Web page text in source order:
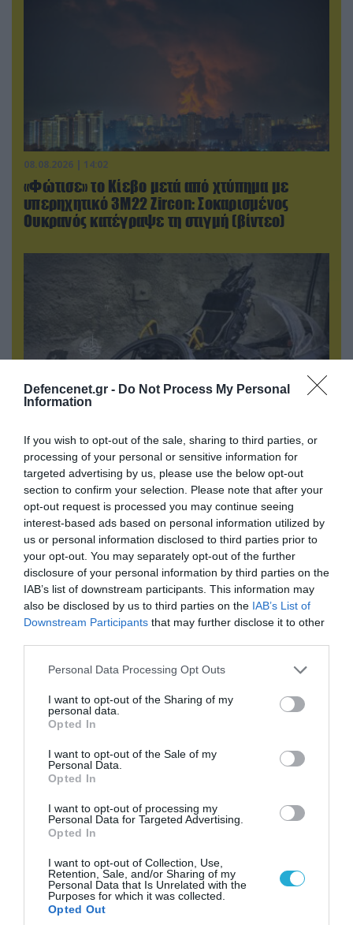
Defencenet.gr - Do Not Process My Personal
Information
If you wish to opt-out of the sale, sharing to third parties, or
processing of your personal or sensitive information for
targeted advertising by us, please use the below opt-out
section to confirm your selection. Please note that after your
opt-out request is processed you may continue seeing
interest-based ads based on personal information utilized by
us or personal information disclosed to third parties prior to
your opt-out. You may separately opt-out of the further
disclosure of your personal information by third parties on the
IAB’s list of downstream participants. This information may
also be disclosed by us to third parties on the IAB’s List of
Downstream Participants that may further disclose it to other
Please note that this website/app uses one or more Google
not limited to your visit or usage behaviour. You may click to
grant or deny consent to Google and its third-party tags to
use your data for below specified purposes in below Google
consent section.
Personal Data Processing Opt Outs
I want to opt-out of the Sharing of my
personal data.
Opted In
I want to opt-out of the Sale of my
Personal Data.
Opted In
I want to opt-out of processing my
Personal Data for Targeted Advertising.
Opted In
I want to opt-out of Collection, Use,
Retention, Sale, and/or Sharing of my
Personal Data that Is Unrelated with the
Purposes for which it was collected.
Opted Out
08.08.2026 | 14:02
«Φώτισε» το Κίεβο μετά από χτύπημα με
υπερηχητικό 3M22 Zircon: Σοκαρισμένος
Ουκρανός κατέγραψε τη στιγμή (βίντεο)
08.08.2026 | 12:02
Ιράν: Δημοσίευσε φωτογραφίες
αμερικανικών και ισραηλινών αεροσκαφών &
drones που καταρρίφθηκαν
08.08.2026 | 09:02
«Η απόλυτη τραγωδία»: Η «αιχμηρή» ανάρτηση
του Αρκά για τα τατουάζ (φωτο)